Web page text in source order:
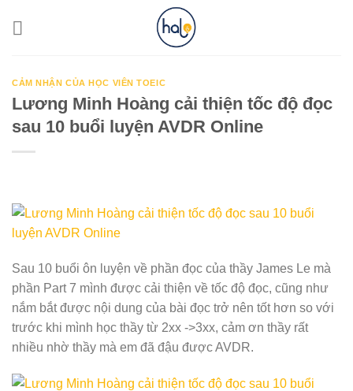
CẢM NHẬN CỦA HỌC VIÊN TOEIC
Lương Minh Hoàng cải thiện tốc độ đọc
sau 10 buổi luyện AVDR Online
Sau 10 buổi ôn luyện về phần đọc của thầy James Le mà
phần Part 7 mình được cải thiện về tốc độ đọc, cũng như
nắm bắt được nội dung của bài đọc trở nên tốt hơn so với
trước khi mình học thầy từ 2xx ->3xx, cảm ơn thầy rất
nhiều nhờ thầy mà em đã đậu được AVDR.